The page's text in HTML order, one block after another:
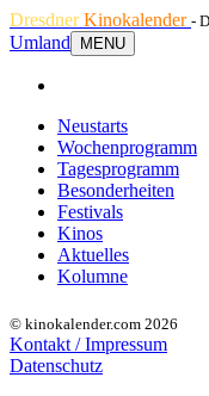
DresdnerKinokalender -
Umland
MENU
Neustarts
Wochenprogramm
Tagesprogramm
Besonderheiten
Festivals
Kinos
Aktuelles
Kolumne
© kinokalender.com 2026
Kontakt / Impressum
Datenschutz